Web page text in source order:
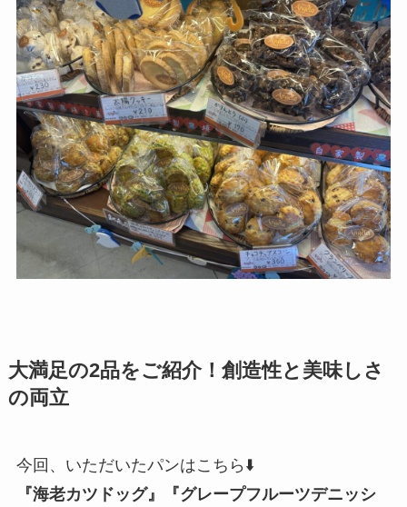
大満足の2品をご紹介！創造性と美味しさ
の両立
今回、いただいたパンはこちら⬇️
『海老カツドッグ』『グレープフルーツデニッシ